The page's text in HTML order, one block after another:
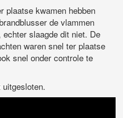
plaatse kwamen hebben
de vlammen
slaagde dit niet. De
waren snel ter plaatse
snel onder controle te